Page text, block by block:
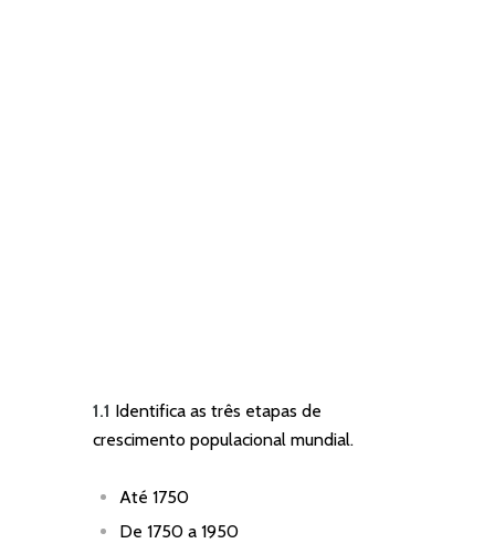
1.1 Identifica as três etapas de
crescimento populacional mundial.
Até 1750
De 1750 a 1950